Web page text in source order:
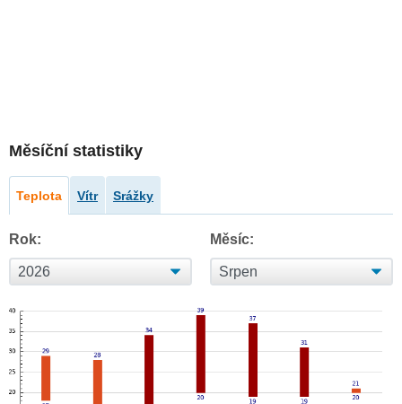
Měsíční statistiky
Teplota Vítr Srážky
Rok: Měsíc: